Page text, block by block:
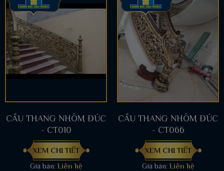
CẦU THANG NHÔM ĐÚC
- CT010
XEM CHI TIẾT
Giá bán: Liên hệ
CẦU THANG NHÔM ĐÚC
- CT066
XEM CHI TIẾT
Giá bán: Liên hệ